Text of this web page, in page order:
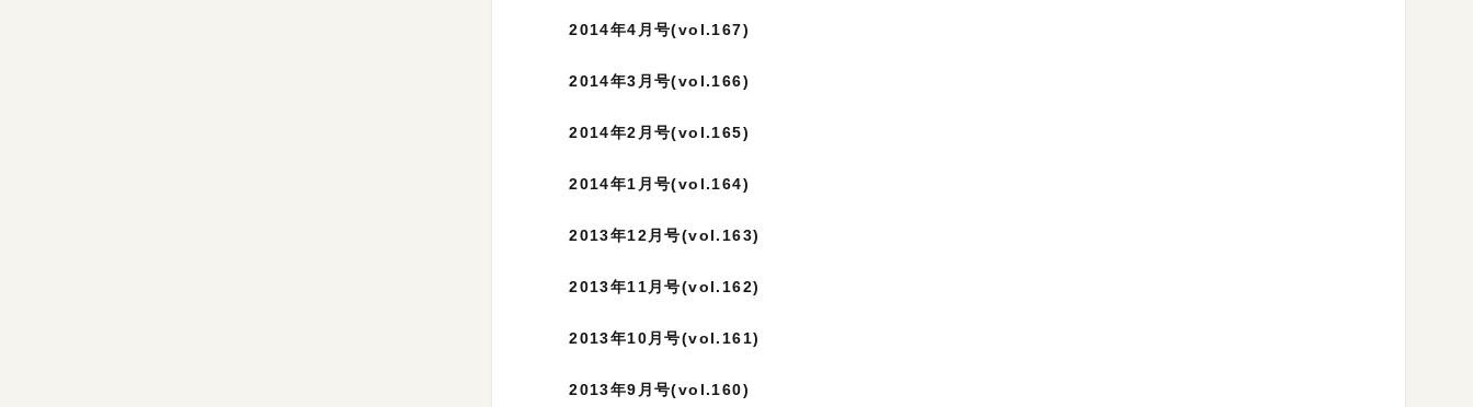
2014年4月号(vol.167)
2014年3月号(vol.166)
2014年2月号(vol.165)
2014年1月号(vol.164)
2013年12月号(vol.163)
2013年11月号(vol.162)
2013年10月号(vol.161)
2013年9月号(vol.160)